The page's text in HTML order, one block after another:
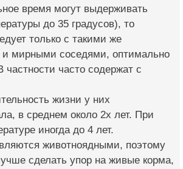
время могут выдерживать
до 35 градусов), то
только с такими же
мирными соседями, оптимально
частности часто содержат с
жизни у них
в среднем около 2х лет. При
иногда до 4 лет.
животноядными, поэтому
сделать упор на живые корма,